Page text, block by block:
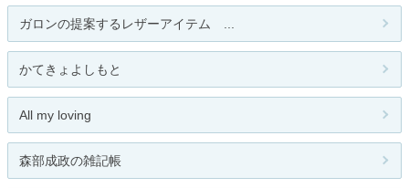
ガロンの提案するレザーアイテム ...
かてきょよしもと
All my loving
森部成政の雑記帳